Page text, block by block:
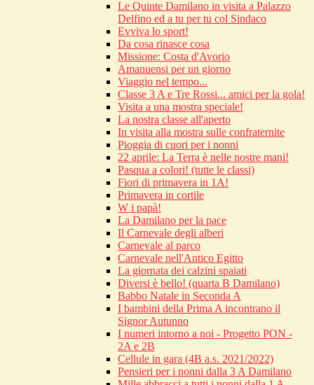
Le Quinte Damilano in visita a Palazzo
Delfino ed a tu per tu col Sindaco
Evviva lo sport!
Da cosa rinasce cosa
Missione: Costa d'Avorio
Amanuensi per un giorno
Viaggio nel tempo...
Classe 3 A e Tre Rossi... amici per la gola!
Visita a una mostra speciale!
La nostra classe all'aperto
In visita alla mostra sulle confraternite
Pioggia di cuori per i nonni
22 aprile: La Terra è nelle nostre mani!
Pasqua a colori! (tutte le classi)
Fiori di primavera in 1A!
Primavera in cortile
W i papà!
La Damilano per la pace
Il Carnevale degli alberi
Carnevale al parco
Carnevale nell'Antico Egitto
La giornata dei calzini spaiati
Diversi è bello! (quarta B Damilano)
Babbo Natale in Seconda A
I bambini della Prima A incontrano il
Signor Autunno
I numeri intorno a noi - Progetto PON -
2A e 2B
Cellule in gara (4B a.s. 2021/2022)
Pensieri per i nonni dalla 3 A Damilano